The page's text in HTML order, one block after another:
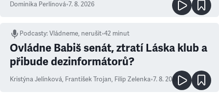
Dominika Perlínová•7. 8. 2026
Podcasty:Vládneme, nerušit•42 minut
Ovládne Babiš senát, ztratí Láska klub a
přibude dezinformátorů?
Kristýna Jelínková, František Trojan, Filip Zelenka•7. 8. 2026